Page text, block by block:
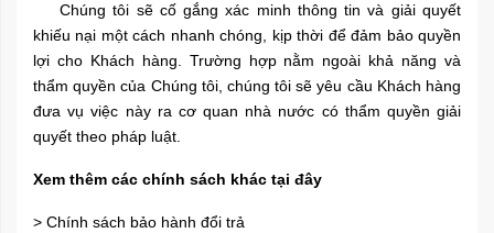
Chúng tôi sẽ cố gắng xác minh thông tin và giải quyết
khiếu nại một cách nhanh chóng, kịp thời để đảm bảo quyền
lợi cho Khách hàng. Trường hợp nằm ngoài khả năng và
thẩm quyền của Chúng tôi, chúng tôi sẽ yêu cầu Khách hàng
đưa vụ việc này ra cơ quan nhà nước có thẩm quyền giải
quyết theo pháp luật.
Xem thêm các chính sách khác tại đây
> Chính sách bảo hành đổi trả